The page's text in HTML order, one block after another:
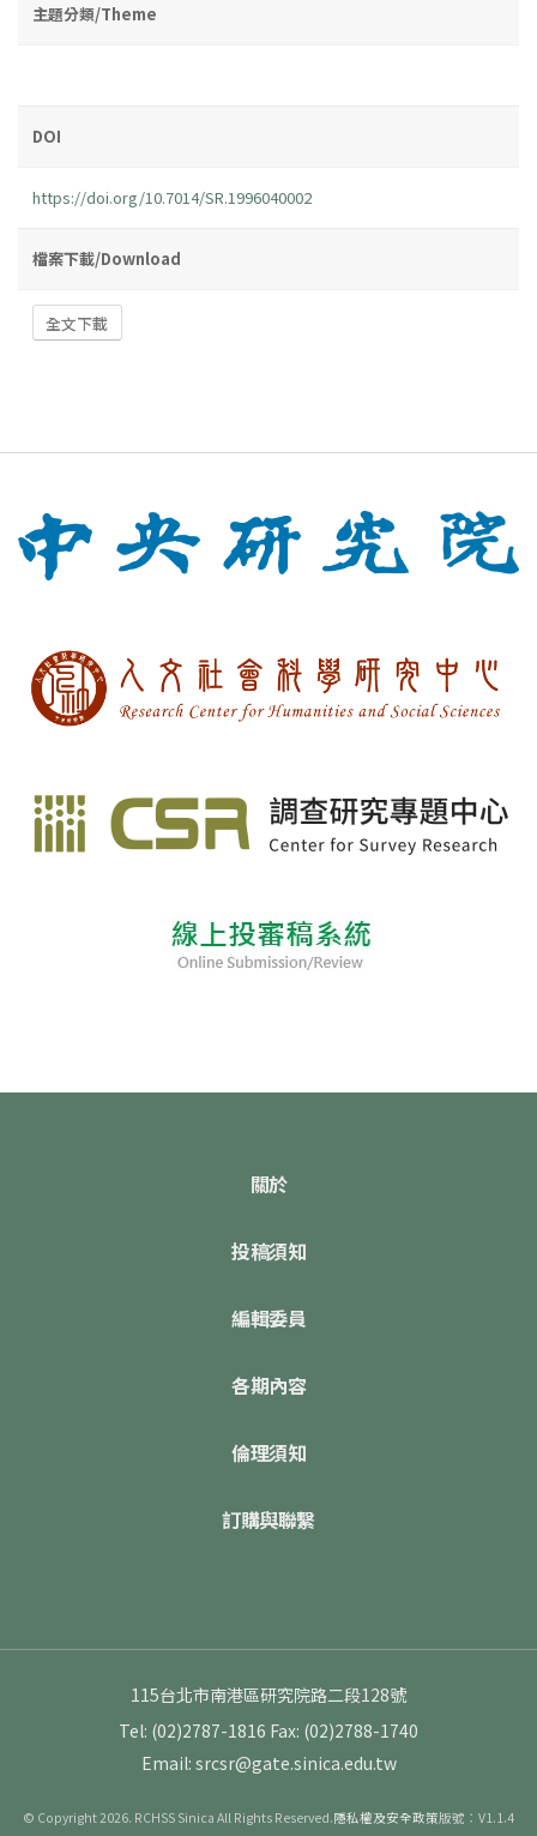
主題分類/Theme
DOI
https://doi.org/10.7014/SR.1996040002
檔案下載/Download
全文下載
關於
投稿須知
編輯委員
各期內容
倫理須知
訂購與聯繫
115台北市南港區研究院路二段128號
Tel: (02)2787-1816 Fax: (02)2788-1740
Email: srcsr@gate.sinica.edu.tw
© Copyright 2026. RCHSS Sinica All Rights Reserved.隱私權及安全政策版號：V1.1.4